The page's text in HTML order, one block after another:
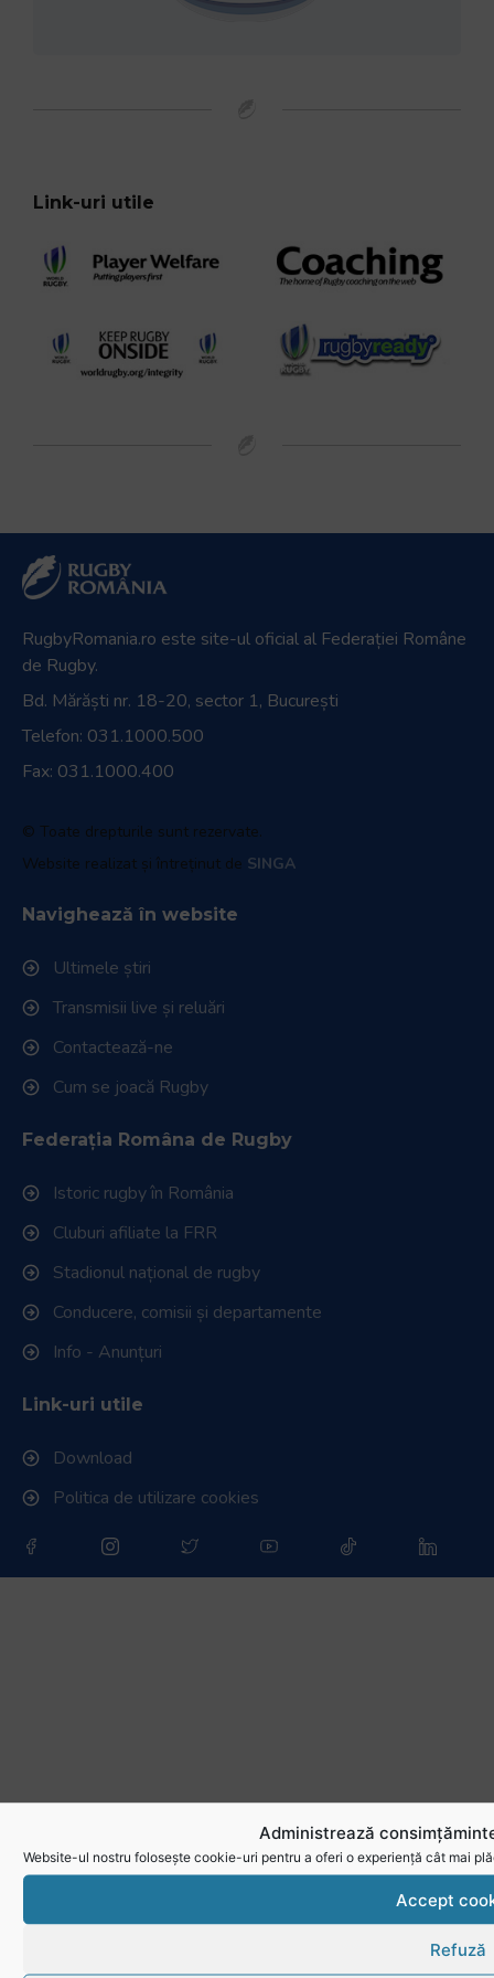
Administrează
Website-ul nostru folosește cookie-uri pentru a oferi o experiență cât mai
Accept
Refuză
Link-uri utile
RugbyRomania.ro este site-ul oficial al Federației Române
de Rugby.
Bd. Mărăști nr. 18-20, sector 1, București
Telefon: 031.1000.500
Fax: 031.1000.400
© Toate drepturile sunt rezervate.
Website realizat și întreținut de SINGA
Navighează în website
Ultimele știri
Transmisii live și reluări
Contactează-ne
Cum se joacă Rugby
Federația Româna de Rugby
Istoric rugby în România
Cluburi afiliate la FRR
Stadionul național de rugby
Conducere, comisii și departamente
Info - Anunțuri
Link-uri utile
Download
Politica de utilizare cookies